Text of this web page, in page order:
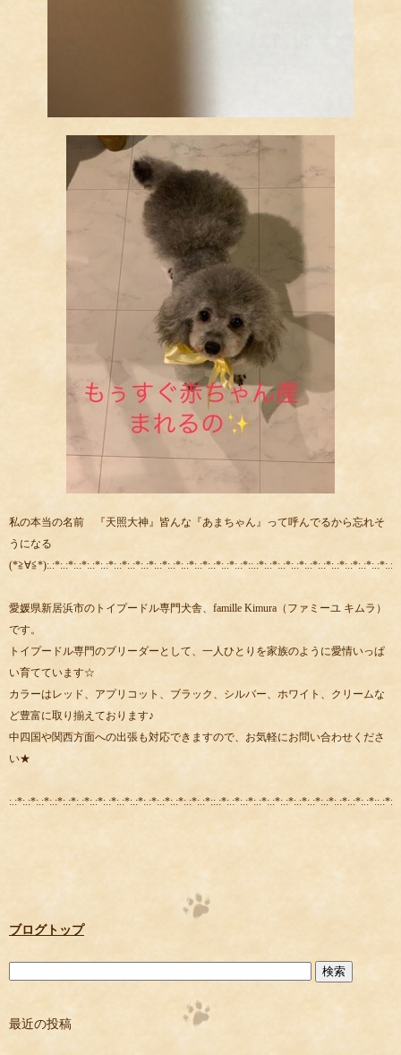
私の本当の名前 『天照大神』皆んな『あまちゃん』って呼んでるから忘れそ
うになる
愛媛県新居浜市のトイプードル専門犬舎、famille Kimura（ファミーユ キムラ）
です。
トイプードル専門のブリーダーとして、一人ひとりを家族のように愛情いっぱ
い育てています☆
カラーはレッド、アプリコット、ブラック、シルバー、ホワイト、クリームな
ど豊富に取り揃えております♪
中四国や関西方面への出張も対応できますので、お気軽にお問い合わせくださ
い★
:.:*:.:*:.:*:.:*:.:*:.:*:.:*:.:*:.:*:.:*:.:*:.:*:.:*:.:*:.:*::.:*:.:*:.:*:.:*:.:*:.:*:.:*:.:*:.:*:.:*:.:*:.:*::.:*:.:
ブログトップ
最近の投稿